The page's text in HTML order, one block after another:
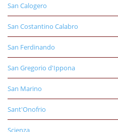
San Calogero
San Costantino Calabro
San Ferdinando
San Gregorio d'Ippona
San Marino
Sant'Onofrio